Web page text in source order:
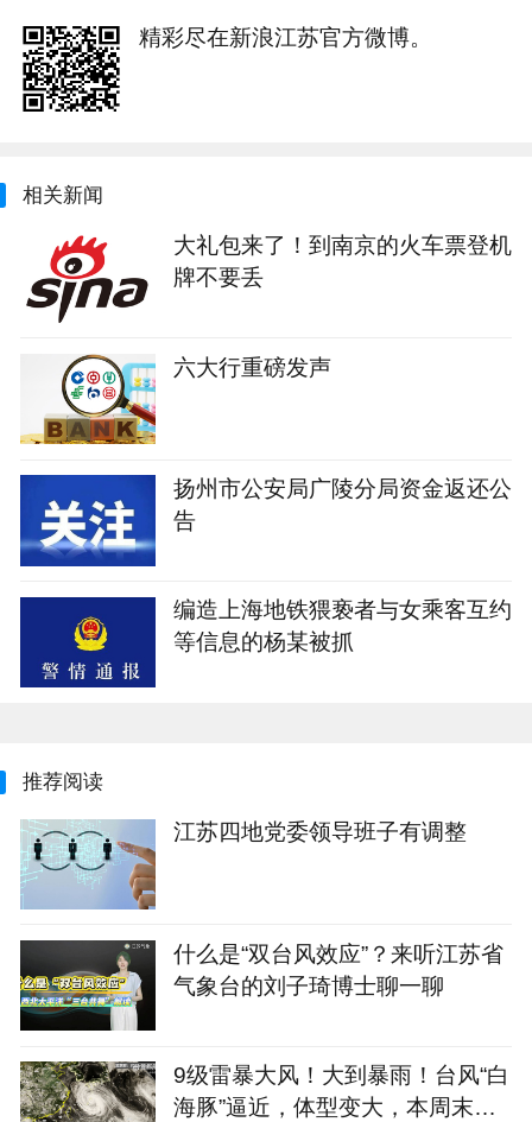
精彩尽在新浪江苏官方微博。
相关新闻
大礼包来了！到南京的火车票登机
牌不要丢
六大行重磅发声
扬州市公安局广陵分局资金返还公
告
编造上海地铁猥亵者与女乘客互约
等信息的杨某被抓
推荐阅读
江苏四地党委领导班子有调整
什么是“双台风效应”？来听江苏省
气象台的刘子琦博士聊一聊
9级雷暴大风！大到暴雨！台风“白
海豚”逼近，体型变大，本周末开